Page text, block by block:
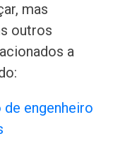
mas
outros
a
engenheiro